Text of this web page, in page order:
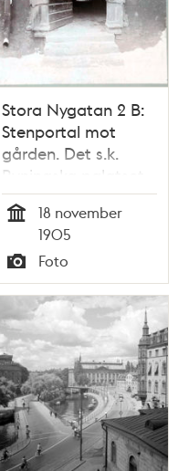
Stora Nygatan 2 B:
Stenportal mot
gården. Det s.k.
Ryningska palatset,
18 november
1905
Typ
Foto